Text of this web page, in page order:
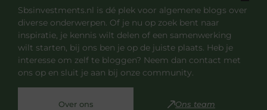
Sbsinvestments.nl is dé plek voor algemene blogs over
diverse onderwerpen. Of je nu op zoek bent naar
inspiratie, je kennis wilt delen of een samenwerking
wilt starten, bij ons ben je op de juiste plaats. Heb je
interesse om zelf te bloggen? Neem dan contact met
ons op en sluit je aan bij onze community.
Over ons Ons team